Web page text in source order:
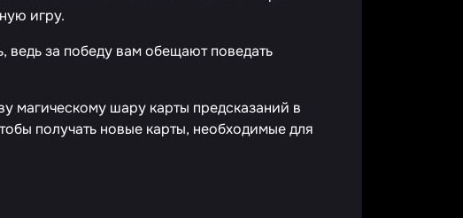
игру.
за победу вам обещают поведать
магическому шару карты предсказаний в
получать новые карты, необходимые для